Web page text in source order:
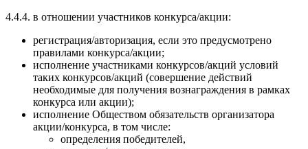
4.4.4. в отношении участников конкурса/акции:
регистрация/авторизация, если это предусмотрено
правилами конкурса/акции;
исполнение участниками конкурсов/акций условий
таких конкурсов/акций (совершение действий
необходимые для получения вознаграждения в рамках
конкурса или акции);
исполнение Обществом обязательств организатора
акции/конкурса, в том числе:
определения победителей,